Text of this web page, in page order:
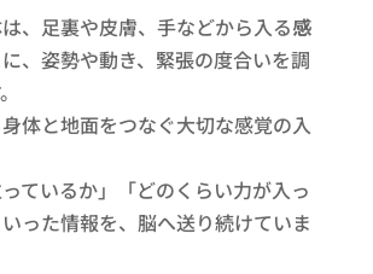
、足裏や皮膚、手などから入る感
、姿勢や動き、緊張の度合いを調
体と地面をつなぐ大切な感覚の入
っているか」「どのくらい力が入っ
った情報を、脳へ送り続けていま